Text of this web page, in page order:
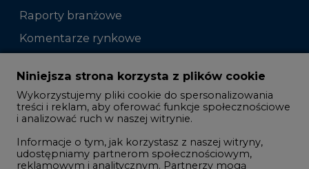
Raporty branżowe
Komentarze rynkowe
Zmiany kadrowe na rynku
Studio CIRE
Rozmowy o energetyce
Gospodarka
Geopolityka
Niniejsza strona korzysta z plików cookie
Wykorzystujemy pliki cookie do spersonalizowania
treści i reklam, aby oferować funkcje społecznościowe
i analizować ruch w naszej witrynie.
Informacje o tym, jak korzystasz z naszej witryny,
udostępniamy partnerom społecznościowym,
reklamowym i analitycznym. Partnerzy mogą